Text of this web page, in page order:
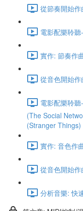
從節奏開始
電影配樂聆
實作: 節奏作
從音色開始
電影配樂聆
(The Social
(Stranger Things)
實作: 音色作
從音色開始
分析音樂: 快